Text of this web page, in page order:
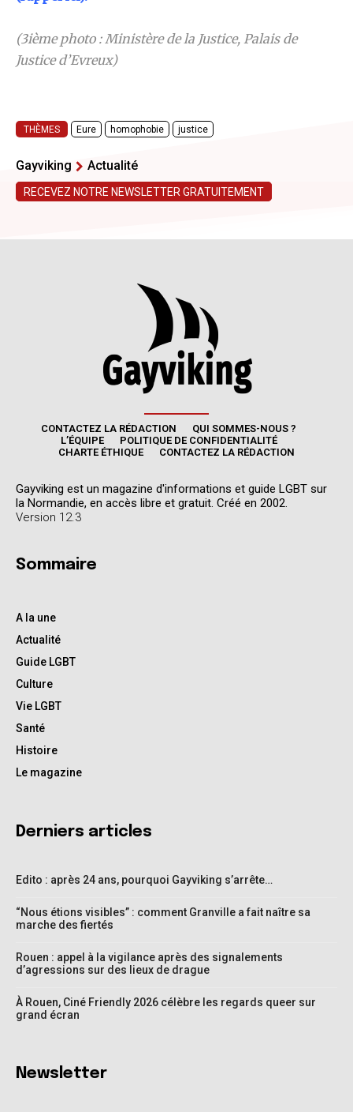
CONTACTEZ LA RÉDACTION
QUI SOMMES-NOUS ?
L’ÉQUIPE
POLITIQUE DE CONFIDENTIALITÉ
CHARTE ÉTHIQUE
CONTACTEZ LA RÉDACTION
Gayviking est un magazine d'informations et guide LGBT sur
la Normandie, en accès libre et gratuit. Créé en 2002.
Version 12.3
Sommaire
A la une
Actualité
Guide LGBT
Culture
Vie LGBT
Santé
Histoire
Le magazine
Derniers articles
Edito : après 24 ans, pourquoi Gayviking s’arrête…
“Nous étions visibles” : comment Granville a fait naître sa
marche des fiertés
Rouen : appel à la vigilance après des signalements
d’agressions sur des lieux de drague
À Rouen, Ciné Friendly 2026 célèbre les regards queer sur
grand écran
Newsletter